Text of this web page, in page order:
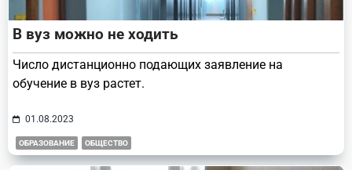
В вуз можно не ходить
Число дистанционно подающих заявление на
обучение в вуз растет.
01.08.2023
ОБРАЗОВАНИЕ ОБЩЕСТВО